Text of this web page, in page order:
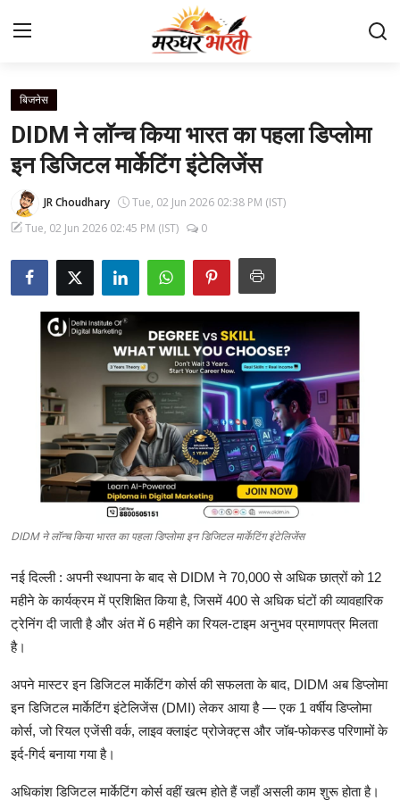
Home
संपर्क करें
हमारे बारे में
राजस्थान
बिजनेस
लाइफस्टाइल
विशेष
बिजनेस
DIDM ने लॉन्च किया भारत का पहला डिप्लोमा
इन डिजिटल मार्केटिंग इंटेलिजेंस
JR Choudhary
Tue, 02 Jun 2026 02:38 PM (IST)
Tue, 02 Jun 2026 02:45 PM (IST)
0
DIDM ने लॉन्च किया भारत का पहला डिप्लोमा इन डिजिटल मार्केटिंग इंटेलिजेंस
नई दिल्ली : अपनी स्थापना के बाद सेDIDMने 70,000से अधिक छात्रों को12
महीने के कार्यक्रम में प्रशिक्षित किया है,जिसमें 400से अधिक घंटों की व्यावहारिक
ट्रेनिंग दी जाती है और अंत में 6महीने का रियल-टाइम अनुभव प्रमाणपत्र मिलता
है।
अपने मास्टर इन डिजिटल मार्केटिंग कोर्स की सफलता के बाद, DIDM अब डिप्लोमा
इन डिजिटल मार्केटिंग इंटेलिजेंस(DMI)लेकर आया है—एक1वर्षीय डिप्लोमा
कोर्स,जो रियल एजेंसी वर्क,लाइव क्लाइंट प्रोजेक्ट्स और जॉब-फोकस्ड परिणामों के
इर्द-गिर्द बनाया गया है।
अधिकांश डिजिटल मार्केटिंग कोर्स वहीं खत्म होते हैं जहाँ असली काम शुरू होता है।